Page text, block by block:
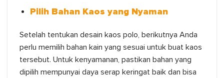
Pilih Bahan Kaos yang Nyaman
Setelah tentukan desain kaos polo, berikutnya Anda
perlu memilih bahan kain yang sesuai untuk buat kaos
tersebut. Untuk kenyamanan, pastikan bahan yang
dipilih mempunyai daya serap keringat baik dan bisa